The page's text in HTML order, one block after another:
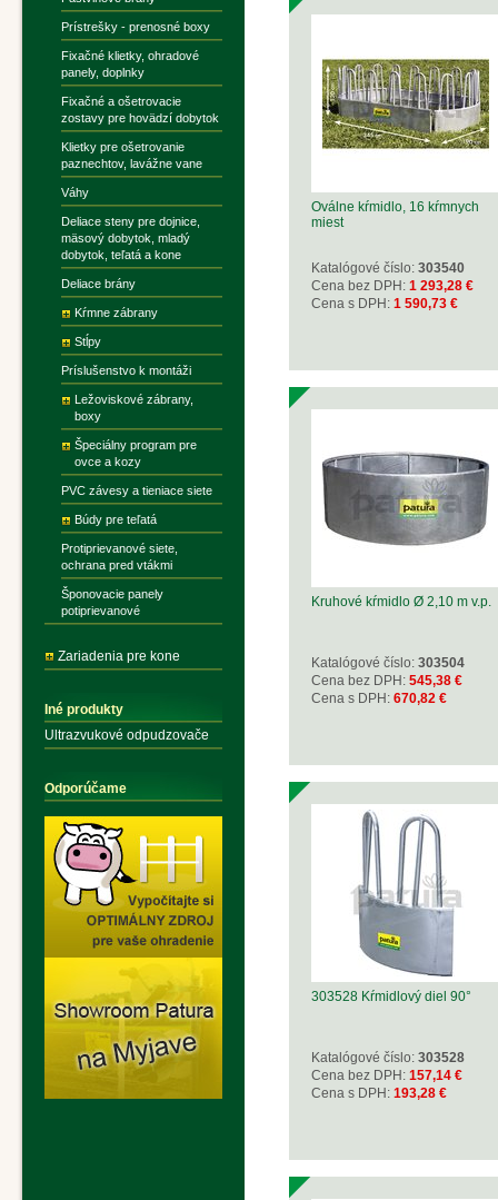
Prístrešky - prenosné boxy
Fixačné klietky, ohradové
panely, doplnky
Fixačné a ošetrovacie
zostavy pre hovädzí dobytok
Klietky pre ošetrovanie
paznechtov, lavážne vane
Váhy
Deliace steny pre dojnice,
mäsový dobytok, mladý
dobytok, teľatá a kone
Deliace brány
Kŕmne zábrany
Stĺpy
Príslušenstvo k montáži
Ležoviskové zábrany,
boxy
Špeciálny program pre
ovce a kozy
PVC závesy a tieniace siete
Búdy pre teľatá
Protiprievanové siete,
ochrana pred vtákmi
Šponovacie panely
potiprievanové
Zariadenia pre kone
Iné produkty
Ultrazvukové odpudzovače
Odporúčame
Oválne kŕmidlo, 16 kŕmnych
miest
Katalógové číslo: 303540
Cena bez DPH: 1 293,28 €
Cena s DPH: 1 590,73 €
Kruhové kŕmidlo Ø 2,10 m v.p.
Katalógové číslo: 303504
Cena bez DPH: 545,38 €
Cena s DPH: 670,82 €
303528 Kŕmidlový diel 90°
Katalógové číslo: 303528
Cena bez DPH: 157,14 €
Cena s DPH: 193,28 €